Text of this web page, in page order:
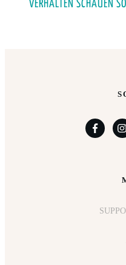
VERHALTEN SCHAUEN